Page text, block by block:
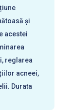
și
acestei
reglarea
acneei,
Durata